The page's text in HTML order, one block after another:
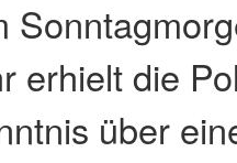
erhielt die
über